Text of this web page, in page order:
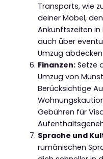
Transports, wie
deiner Möbel,
Ankunftszeiten in
auch über
Umzug abdecken.
Finanzen:Setze
Umzug von
Berücksichtige
Gebühren für
Sprache und
rumänischen